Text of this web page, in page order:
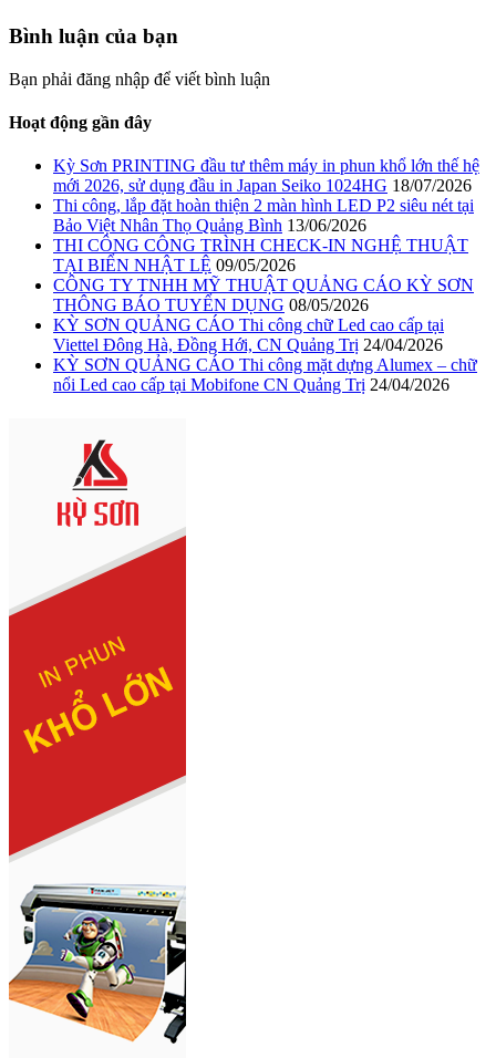
Bình luận của bạn
Bạn phải đăng nhập để viết bình luận
Hoạt động gần đây
Kỳ Sơn PRINTING đầu tư thêm máy in phun khổ lớn thế hệ
mới 2026, sử dụng đầu in Japan Seiko 1024HG 18/07/2026
Thi công, lắp đặt hoàn thiện 2 màn hình LED P2 siêu nét tại
Bảo Việt Nhân Thọ Quảng Bình 13/06/2026
THI CÔNG CÔNG TRÌNH CHECK-IN NGHỆ THUẬT
TẠI BIỂN NHẬT LỆ 09/05/2026
CÔNG TY TNHH MỸ THUẬT QUẢNG CÁO KỲ SƠN
THÔNG BÁO TUYỂN DỤNG 08/05/2026
KỲ SƠN QUẢNG CÁO Thi công chữ Led cao cấp tại
Viettel Đông Hà, Đồng Hới, CN Quảng Trị 24/04/2026
KỲ SƠN QUẢNG CÁO Thi công mặt dựng Alumex – chữ
nổi Led cao cấp tại Mobifone CN Quảng Trị 24/04/2026